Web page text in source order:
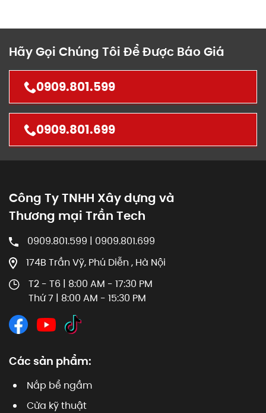
Hãy Gọi Chúng Tôi Để Được Báo Giá
0909.801.599
0909.801.699
Công Ty TNHH Xây dựng và
Thương mại Trần Tech
0909.801.599 | 0909.801.699
174B Trần Vỹ, Phú Diễn , Hà Nội
T2 - T6 | 8:00 AM - 17:30 PM
Thứ 7 | 8:00 AM - 15:30 PM
Các sản phẩm:
Nắp bể ngầm
Cửa kỹ thuật